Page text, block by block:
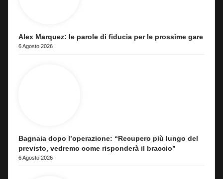
Alex Marquez: le parole di fiducia per le prossime gare
6 Agosto 2026
Bagnaia dopo l’operazione: “Recupero più lungo del
previsto, vedremo come risponderà il braccio”
6 Agosto 2026